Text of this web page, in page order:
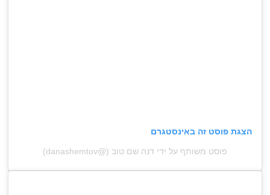
הצגת פוסט זה באינסטגרם
פוסט משותף על ידי ‏‎דנה שם טוב‎‏ (@‏‎danashemtov‎‏)